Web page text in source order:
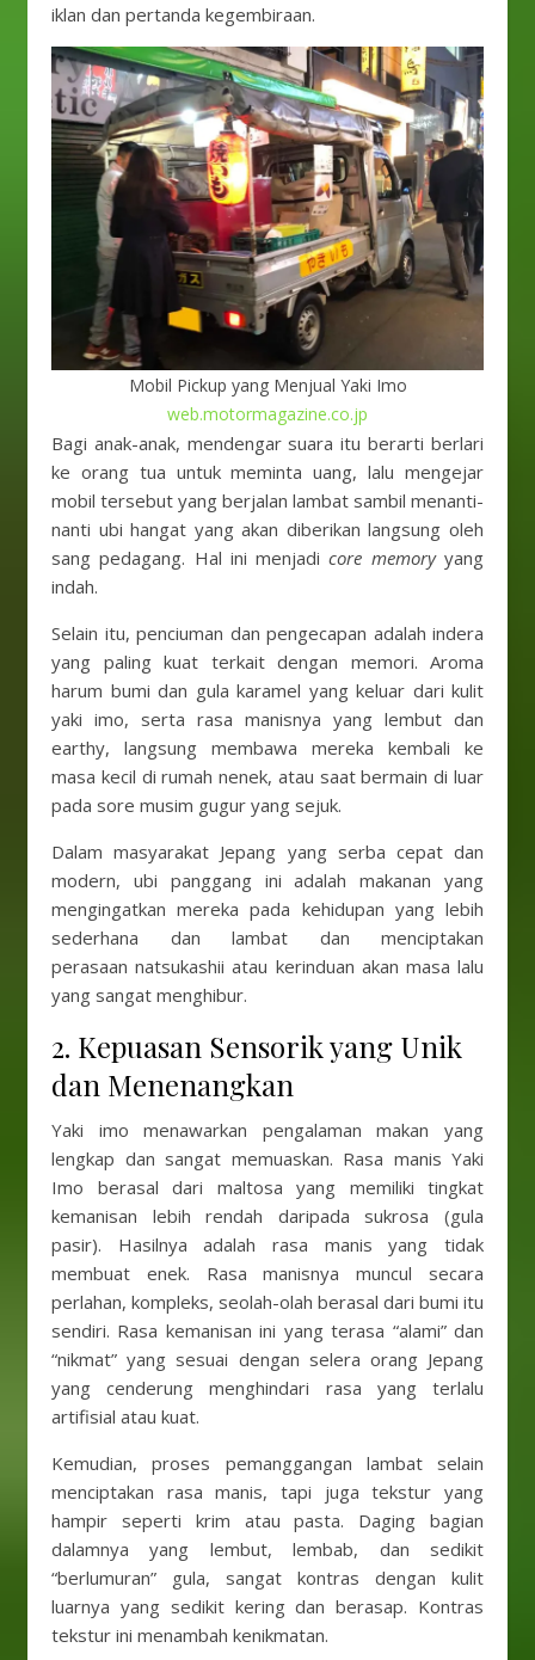
iklan dan pertanda kegembiraan.
Mobil Pickup yang Menjual Yaki Imo
web.motormagazine.co.jp
Bagi anak-anak, mendengar suara itu berarti berlari
ke orang tua untuk meminta uang, lalu mengejar
mobil tersebut yang berjalan lambat sambil menanti-
nanti ubi hangat yang akan diberikan langsung oleh
sang pedagang. Hal ini menjadicore memoryyang
indah.
Selain itu, penciuman dan pengecapan adalah indera
yang paling kuat terkait dengan memori. Aroma
harum bumi dan gula karamel yang keluar dari kulit
yaki imo, serta rasa manisnya yang lembut dan
earthy, langsung membawa mereka kembali ke
masa kecil di rumah nenek, atau saat bermain di luar
pada sore musim gugur yang sejuk.
Dalam masyarakat Jepang yang serba cepat dan
modern, ubi panggang ini adalah makanan yang
mengingatkan mereka pada kehidupan yang lebih
sederhana dan lambat dan menciptakan
perasaan natsukashii atau kerinduan akan masa lalu
yang sangat menghibur.
2. Kepuasan Sensorik yang Unik
dan Menenangkan
Yaki imo menawarkan pengalaman makan yang
lengkap dan sangat memuaskan. Rasa manis Yaki
Imo berasal dari maltosa yang memiliki tingkat
kemanisan lebih rendah daripada sukrosa (gula
pasir). Hasilnya adalah rasa manis yang tidak
membuat enek. Rasa manisnya muncul secara
perlahan, kompleks, seolah-olah berasal dari bumi itu
sendiri. Rasa kemanisan ini yang terasa “alami” dan
“nikmat” yang sesuai dengan selera orang Jepang
yang cenderung menghindari rasa yang terlalu
artifisial atau kuat.
Kemudian, proses pemanggangan lambat selain
menciptakan rasa manis, tapi juga tekstur yang
hampir seperti krim atau pasta. Daging bagian
dalamnya yang lembut, lembab, dan sedikit
“berlumuran” gula, sangat kontras dengan kulit
luarnya yang sedikit kering dan berasap. Kontras
tekstur ini menambah kenikmatan.